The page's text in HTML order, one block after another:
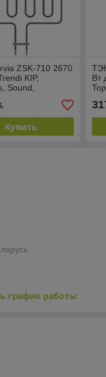
ZSK-710 2670
KIP,
Sound,
80(E)
Купить
Вт
график работы